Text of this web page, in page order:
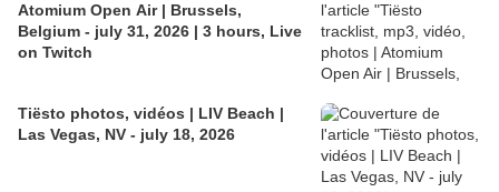
Atomium Open Air | Brussels,
Belgium - july 31, 2026 | 3 hours, Live
on Twitch
Tiësto photos, vidéos | LIV Beach |
Las Vegas, NV - july 18, 2026